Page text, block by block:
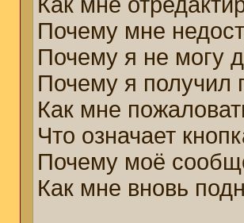
Почему мне
Почему я не могу
Почему я получил
Как мне
Что означает
Почему моё
Как мне вновь